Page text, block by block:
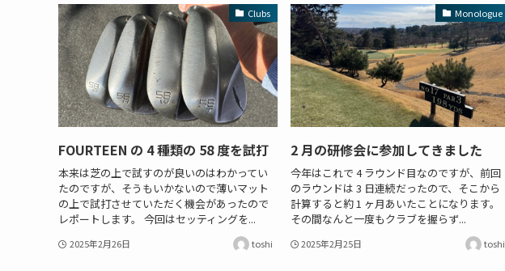
Clubs
FOURTEEN の 4 種類の 58 度を試打
本来は芝の上で試すのが良いのはわかってい
たのですが、そうもいかないので薄いマット
の上で試打させていただく機会があったので
レポートします。 今回はセッティングを...
2025年2月26日 toshi
Monologue
2 月の研修会に参加してきました
今年はこれで 4 ラウンド目なのですが、前回
のラウンドは 3 日連続だったので、そこから
計算すると約 1 ヶ月あいたことになります。
その間なんと一度もクラブを握らず...
2025年2月25日 toshi